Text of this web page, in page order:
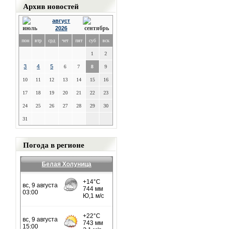
Архив новостей
август
2026
пон втр срд чет пят суб вск
1 2
3 4 5 6 7 8 9
10 11 12 13 14 15 16
17 18 19 20 21 22 23
24 25 26 27 28 29 30
31
Погода в регионе
Белая Холуница